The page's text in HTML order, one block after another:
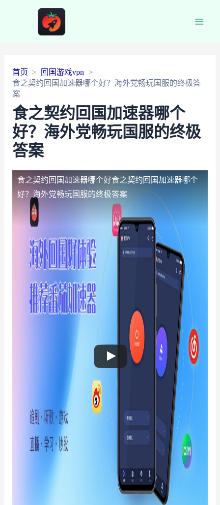
首页
回国游戏vpn
食之契约回国加速器哪个好？海外党畅玩国服的终极答
案
食之契约回国加速器哪个
好？海外党畅玩国服的终极
答案
食之契约回国加速器哪个好食之契约回国加速器哪个
好？海外党畅玩国服的终极答案